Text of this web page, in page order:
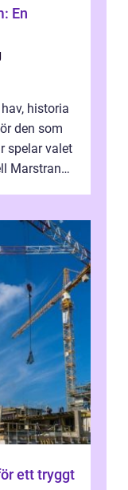
En
historia
den som
spelar valet
Marstrand